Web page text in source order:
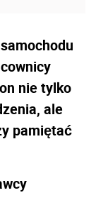
nie tylko
ale
pamiętać